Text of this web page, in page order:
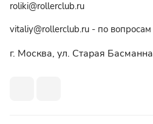
roliki@rollerclub.ru
vitaliy@rollerclub.ru - по
г. Москва, ул. Старая